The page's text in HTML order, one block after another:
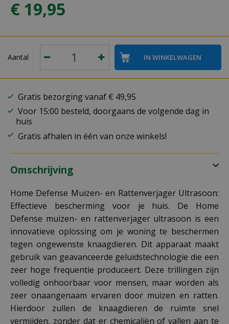
€ 19,95
Aantal
Gratis bezorging vanaf € 49,95
Voor 15:00 besteld, doorgaans de volgende dag in
huis
Gratis afhalen in één van onze winkels!
Omschrijving
Home Defense Muizen- en Rattenverjager Ultrasoon:
Effectieve bescherming voor je huis. De Home
Defense muizen- en rattenverjager ultrasoon is een
innovatieve oplossing om je woning te beschermen
tegen ongewenste knaagdieren. Dit apparaat maakt
gebruik van geavanceerde geluidstechnologie die een
zeer hoge frequentie produceert. Deze trillingen zijn
volledig onhoorbaar voor mensen, maar worden als
zeer onaangenaam ervaren door muizen en ratten.
Hierdoor zullen de knaagdieren de ruimte snel
vermijden, zonder dat er chemicaliën of vallen aan te